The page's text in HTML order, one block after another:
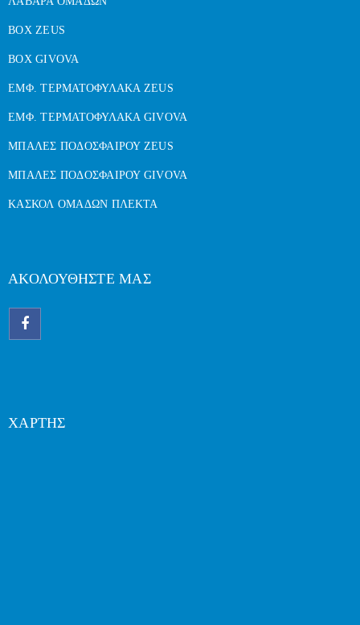
BOX ZEUS
BOX GIVOVA
ΕΜΦ. ΤΕΡΜΑΤΟΦΥΛΑΚΑ ZEUS
ΕΜΦ. ΤΕΡΜΑΤΟΦΥΛΑΚΑ GIVOVA
ΜΠΑΛΕΣ ΠΟΔΟΣΦΑΙΡΟΥ ZEUS
ΜΠΑΛΕΣ ΠΟΔΟΣΦΑΙΡΟΥ GIVOVA
ΚΑΣΚΟΛ ΟΜΑΔΩΝ ΠΛΕΚΤΑ
ΑΚΟΛΟΥΘΗΣΤΕ ΜΑΣ
ΧΑΡΤΗΣ